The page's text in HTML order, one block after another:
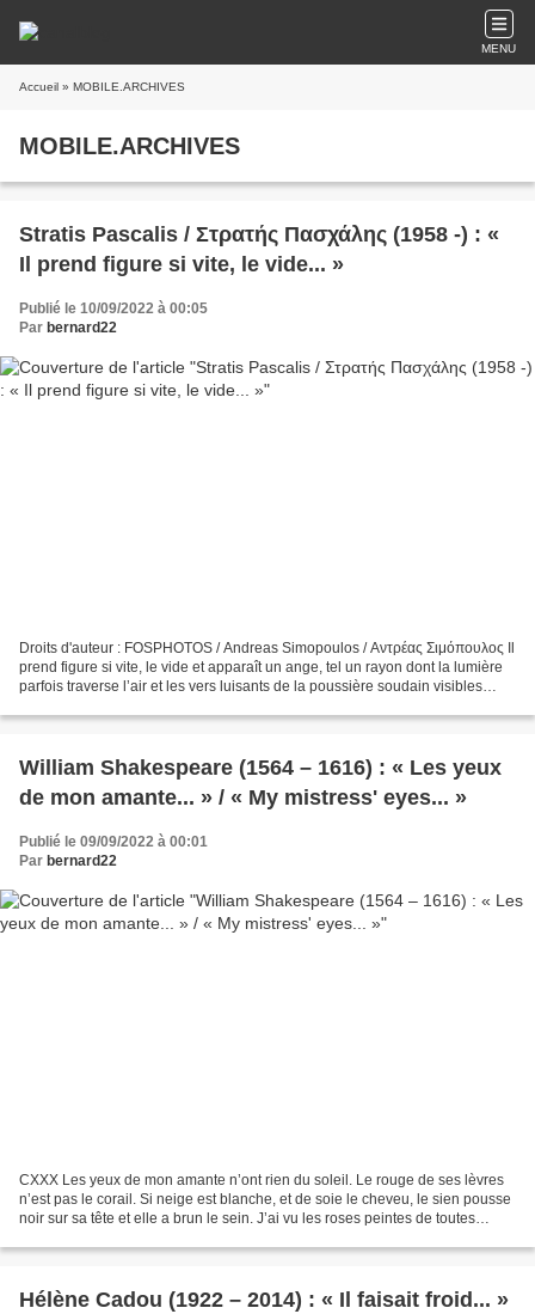
MENU
Accueil » MOBILE.ARCHIVES
MOBILE.ARCHIVES
Stratis Pascalis / Στρατής Πασχάλης (1958 -) : «
Il prend figure si vite, le vide... »
Publié le 10/09/2022 à 00:05
Par bernard22
Droits d'auteur : FOSPHOTOS / Andreas Simopoulos / Αντρέας Σιμόπουλος Il
prend figure si vite, le vide et apparaît un ange, tel un rayon dont la lumière
parfois traverse l’air et les vers luisants de la poussière soudain visibles
William Shakespeare (1564 – 1616) : « Les yeux
de mon amante... » / « My mistress' eyes... »
Publié le 09/09/2022 à 00:01
Par bernard22
CXXX Les yeux de mon amante n’ont rien du soleil. Le rouge de ses lèvres
n’est pas le corail. Si neige est blanche, et de soie le cheveu, le sien pousse
noir sur sa tête et elle a brun le sein. J’ai vu les roses peintes de toutes
Hélène Cadou (1922 – 2014) : « Il faisait froid... »